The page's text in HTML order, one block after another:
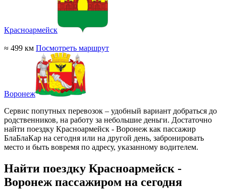
Красноармейск
≈ 499 км Посмотреть маршрут
Воронеж
Сервис попутных перевозок – удобный вариант добраться до
родственников, на работу за небольшие деньги. Достаточно
найти поездку Красноармейск - Воронеж как пассажир
БлаБлаКар на сегодня или на другой день, забронировать
место и быть вовремя по адресу, указанному водителем.
Найти поездку Красноармейск -
Воронеж пассажиром на сегодня